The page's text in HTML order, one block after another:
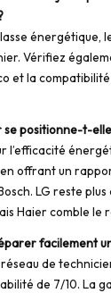
énergétique,
Vérifiez
et la
se positionne-t-
l’efficacité
offrant un
LG reste plus
Haier comble le
facilement
de
de 7/10. La